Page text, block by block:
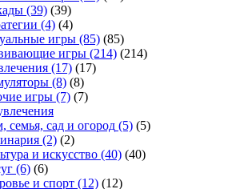
(39) (39)
(4) (4)
игры (85) (85)
игры (214) (214)
(17) (17)
(8) (8)
игры (7) (7)
семья, сад и огород (5) (5)
(2) (2)
и искусство (40) (40)
(6) (6)
и спорт (12) (12)